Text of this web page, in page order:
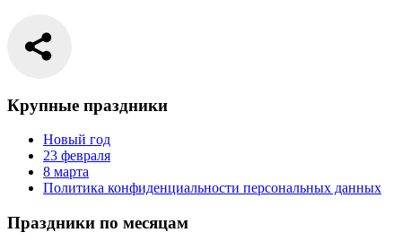
Крупные праздники
Новый год
23 февраля
8 марта
Политика конфиденциальности персональных данных
Праздники по месяцам